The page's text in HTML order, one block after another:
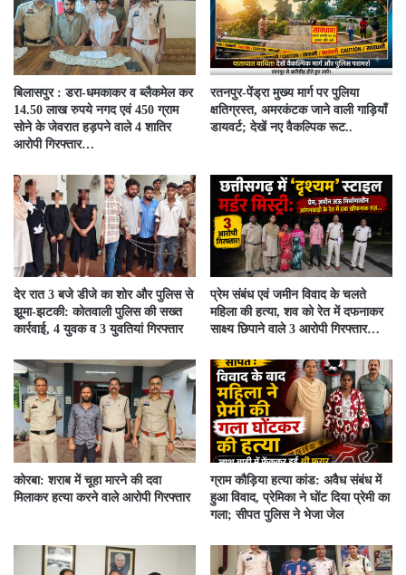
बिलासपुर : डरा-धमकाकर व ब्लैकमेल कर
14.50 लाख रुपये नगद एवं 450 ग्राम
सोने के जेवरात हड़पने वाले 4 शातिर
आरोपी गिरफ्तार…
रतनपुर-पेंड्रा मुख्य मार्ग पर पुलिया
क्षतिग्रस्त, अमरकंटक जाने वाली गाड़ियाँ
डायवर्ट; देखें नए वैकल्पिक रूट..
देर रात 3 बजे डीजे का शोर और पुलिस से
झूमा-झटकी: कोतवाली पुलिस की सख्त
कार्रवाई, 4 युवक व 3 युवतियां गिरफ्तार
प्रेम संबंध एवं जमीन विवाद के चलते
महिला की हत्या, शव को रेत में दफनाकर
साक्ष्य छिपाने वाले 3 आरोपी गिरफ्तार…
कोरबा: शराब में चूहा मारने की दवा
मिलाकर हत्या करने वाले आरोपी गिरफ्तार
ग्राम कौड़िया हत्या कांड: अवैध संबंध में
हुआ विवाद, प्रेमिका ने घोंट दिया प्रेमी का
गला; सीपत पुलिस ने भेजा जेल